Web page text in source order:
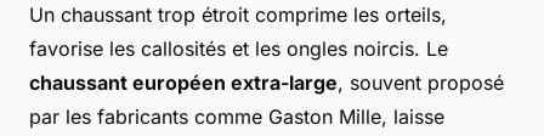
Un chaussant trop étroit comprime les orteils,
favorise les callosités et les ongles noircis. Le
chaussant européen extra-large, souvent proposé
par les fabricants comme Gaston Mille, laisse